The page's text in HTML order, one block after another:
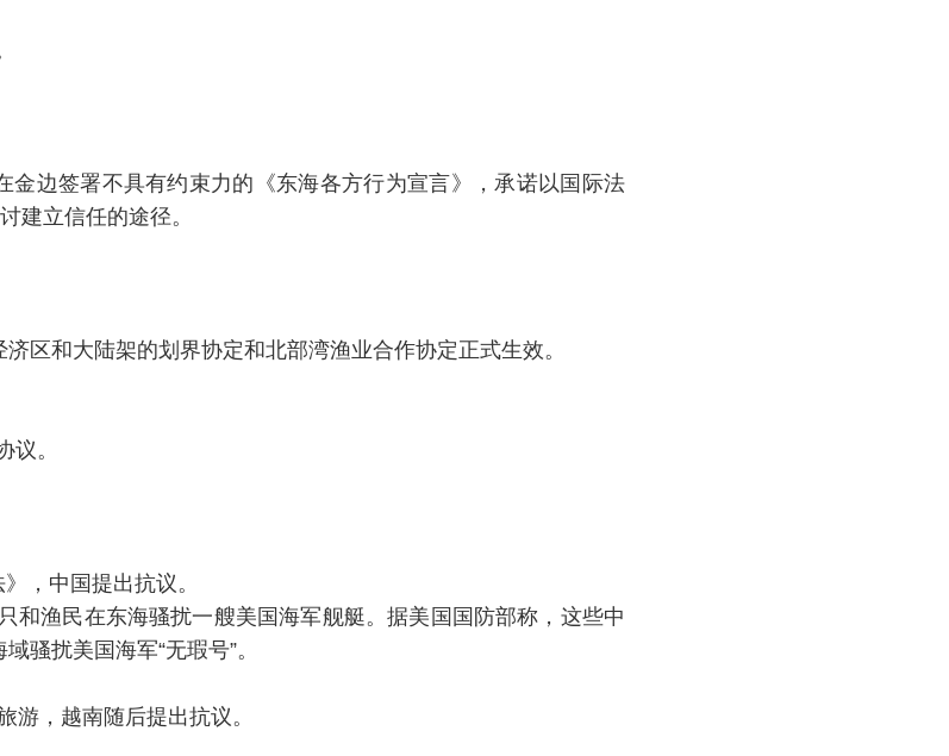
金边签署不具有约束力的《东海各方行为宣言》，承诺以国际法
建立信任的途径。
区和大陆架的划界协定和北部湾渔业合作协定正式生效。
议。
，中国提出抗议。
和渔民在东海骚扰一艘美国海军舰艇。据美国国防部称，这些中
骚扰美国海军“无瑕号”。
游，越南随后提出抗议。